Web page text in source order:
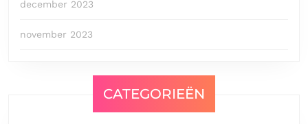
december 2023
november 2023
CATEGORIEËN